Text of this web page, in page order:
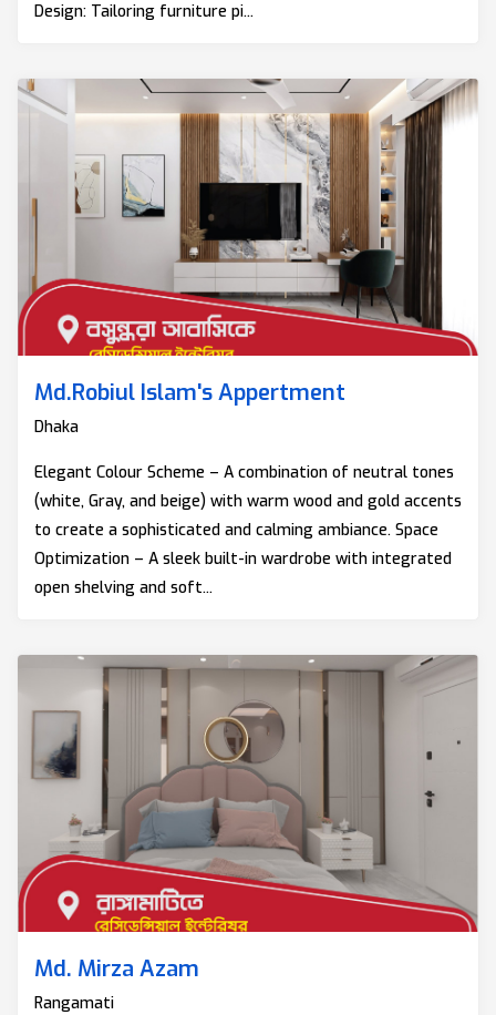
Design: Tailoring furniture pi...
Md.Robiul Islam's Appertment
Dhaka
Elegant Colour Scheme – A combination of neutral tones
(white, Gray, and beige) with warm wood and gold accents
to create a sophisticated and calming ambiance. Space
Optimization – A sleek built-in wardrobe with integrated
open shelving and soft...
Md. Mirza Azam
Rangamati